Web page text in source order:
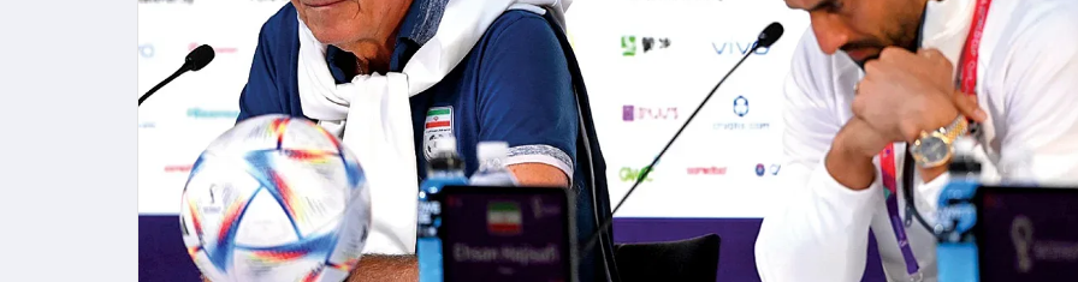
КУЛТУРА
ПРАВОСЪДИЕ
КРИМИ
ВЯРА
ОБЯВИ